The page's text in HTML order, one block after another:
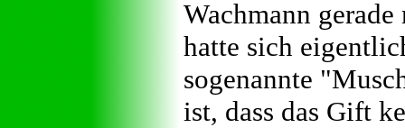
Wachmann
hatte sich
sogenannte
ist, dass das Gift